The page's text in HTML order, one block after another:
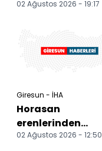
02 Ağustos 2026 - 19:17
Giresun - İHA
Horasan
erenlerinden
Çağırgan Baba,
02 Ağustos 2026 - 12:50